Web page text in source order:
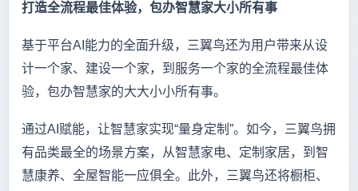
打造全流程最佳体验，包办智慧家大小所有事
基于平台AI能力的全面升级，三翼鸟还为用户带来从设
计一个家、建设一个家，到服务一个家的全流程最佳体
验，包办智慧家的大大小小所有事。
通过AI赋能，让智慧家实现“量身定制”。如今，三翼鸟拥
有品类最全的场景方案，从智慧家电、定制家居，到智
慧康养、全屋智能一应俱全。此外，三翼鸟还将橱柜、